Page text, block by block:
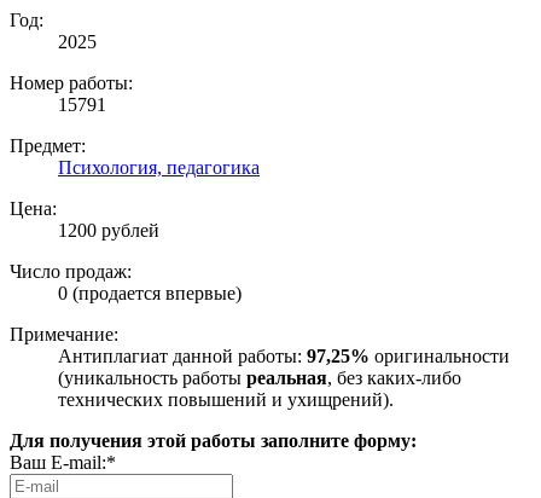
Год:
2025
Номер работы:
15791
Предмет:
Психология, педагогика
Цена:
1200 рублей
Число продаж:
0 (продается впервые)
Примечание:
Антиплагиат данной работы: 97,25% оригинальности
(уникальность работы реальная, без каких-либо
технических повышений и ухищрений).
Для получения этой работы заполните форму:
Ваш E-mail:*